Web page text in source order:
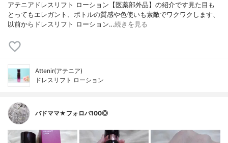
アテニアドレスリフト ローション【医薬部外品】の紹介です見た目も
とってもエレガント、ボトルの質感や色使いも素敵でワクワクします、
以前からドレスリフト ローション…続きを見る
Attenir(アテニア)
ドレスリフト ローション
バドママ★フォロバ100◎